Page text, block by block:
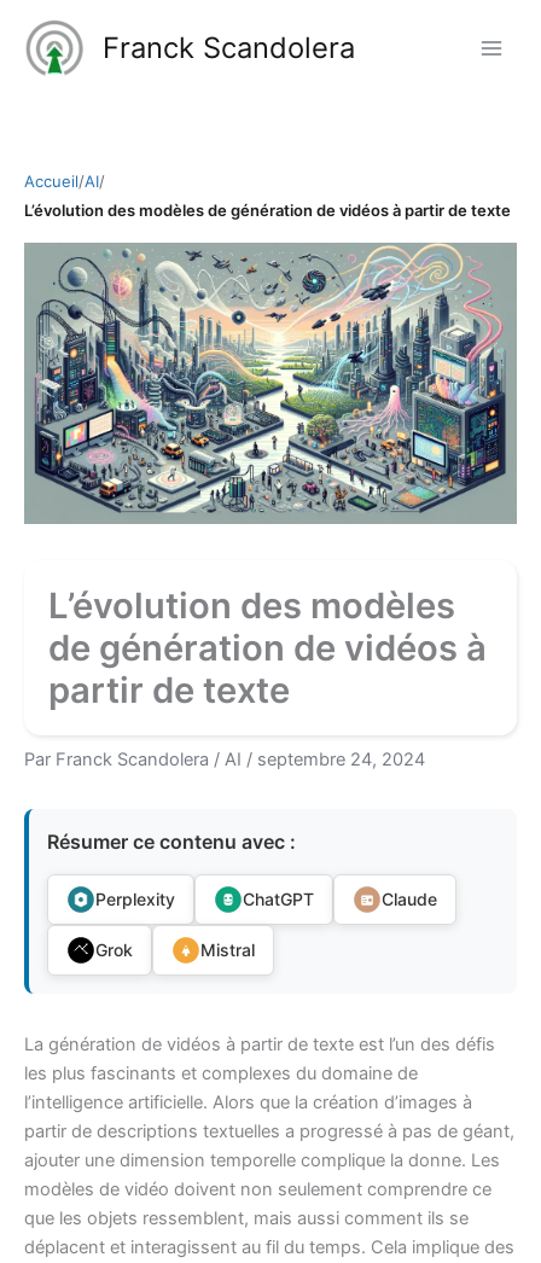
contenu
Franck Scandolera
Accueil/AI/
L’évolution des modèles de génération de vidéos à partir de texte
L’évolution des modèles
de génération de vidéos à
partir de texte
Par Franck Scandolera / AI / septembre 24, 2024
Résumer ce contenu avec :
Perplexity ChatGPT Claude
Grok Mistral
La génération de vidéos à partir de texte est l’un des défis
les plus fascinants et complexes du domaine de
l’intelligence artificielle. Alors que la création d’images à
partir de descriptions textuelles a progressé à pas de géant,
ajouter une dimension temporelle complique la donne. Les
modèles de vidéo doivent non seulement comprendre ce
que les objets ressemblent, mais aussi comment ils se
déplacent et interagissent au fil du temps. Cela implique des